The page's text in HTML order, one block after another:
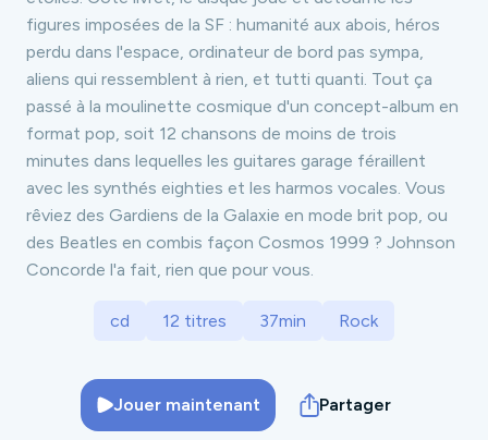
figures imposées de la SF : humanité aux abois, héros
perdu dans l'espace, ordinateur de bord pas sympa,
aliens qui ressemblent à rien, et tutti quanti. Tout ça
passé à la moulinette cosmique d'un concept-album en
format pop, soit 12 chansons de moins de trois
minutes dans lequelles les guitares garage féraillent
avec les synthés eighties et les harmos vocales. Vous
rêviez des Gardiens de la Galaxie en mode brit pop, ou
des Beatles en combis façon Cosmos 1999 ? Johnson
Concorde l'a fait, rien que pour vous.
cd 12 titres 37min Rock
Jouer maintenant Partager